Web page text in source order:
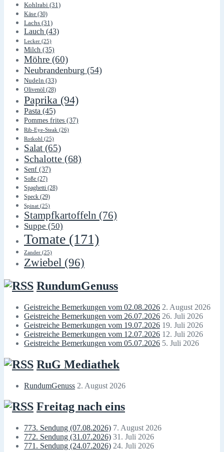
Kohlrabi (31)
Käse (30)
Lachs (31)
Lauch (43)
Lecker (25)
Milch (35)
Möhre (60)
Neubrandenburg (54)
Nudeln (33)
Olivenöl (28)
Paprika (94)
Pasta (45)
Pommes frites (37)
Rib-Eye-Steak (26)
Rotkohl (25)
Salat (65)
Schalotte (68)
Senf (37)
Soße (27)
Spaghetti (28)
Speck (29)
Spinat (25)
Stampfkartoffeln (76)
Suppe (50)
Tomate (171)
Zander (25)
Zwiebel (96)
RundumGenuss
Geistreiche Bemerkungen vom 02.08.2026 2. August 2026
Geistreiche Bemerkungen vom 26.07.2026 26. Juli 2026
Geistreiche Bemerkungen vom 19.07.2026 19. Juli 2026
Geistreiche Bemerkungen vom 12.07.2026 12. Juli 2026
Geistreiche Bemerkungen vom 05.07.2026 5. Juli 2026
RuG Mediathek
RundumGenuss 2. August 2026
Freitag nach eins
773. Sendung (07.08.2026) 7. August 2026
772. Sendung (31.07.2026) 31. Juli 2026
771. Sendung (24.07.2026) 24. Juli 2026